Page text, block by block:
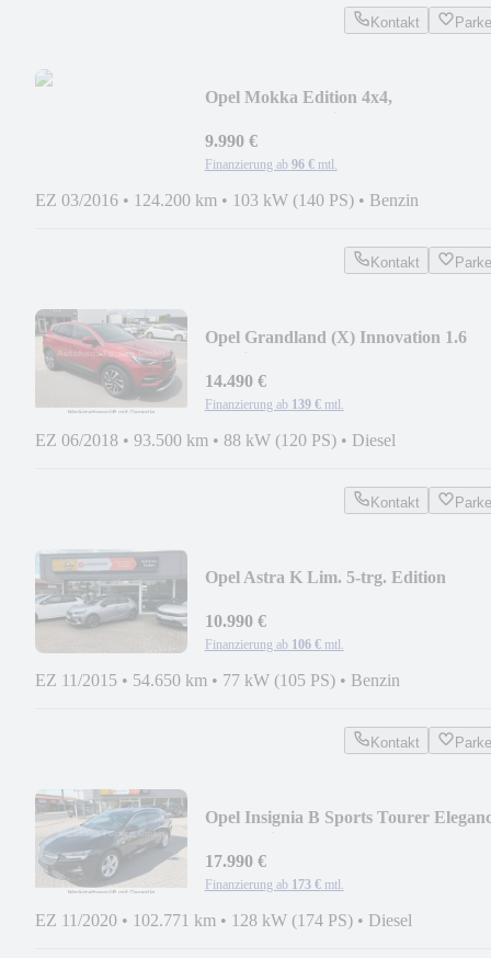
Kontakt
Opel Mokka Edition 4x4,
9.990 €
Finanzierung ab 96 € mtl.
EZ 03/2016 • 124.200 km • 103 kW (140 PS) • Benzin
Kontakt
Opel Grandland (X) Innovation 1.6
14.490 €
Finanzierung ab 139 € mtl.
EZ 06/2018 • 93.500 km • 88 kW (120 PS) • Diesel
Kontakt
Opel Astra K Lim. 5-trg. Edition
10.990 €
Finanzierung ab 106 € mtl.
EZ 11/2015 • 54.650 km • 77 kW (105 PS) • Benzin
Kontakt
Opel Insignia B Sports Tourer
17.990 €
Finanzierung ab 173 € mtl.
EZ 11/2020 • 102.771 km • 128 kW (174 PS) • Diesel